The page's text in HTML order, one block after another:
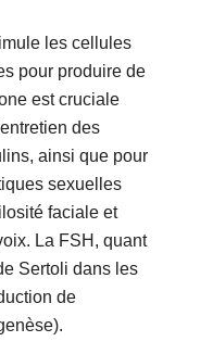
les cellules
pour produire de
est cruciale
des
ainsi que pour
sexuelles
faciale et
La FSH, quant
Sertoli dans les
de